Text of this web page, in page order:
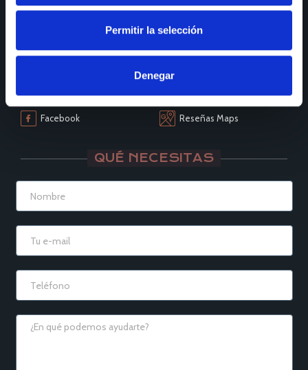
Permitir la selección
Denegar
Facebook Reseñas Maps
QUÉ NECESITAS